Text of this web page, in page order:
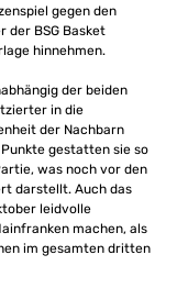
gegen den
der BSG Basket
hinnehmen.
der beiden
in die
der Nachbarn
gestatten sie so
was noch vor den
darstellt. Auch das
leidvolle
machen, als
im gesamten dritten